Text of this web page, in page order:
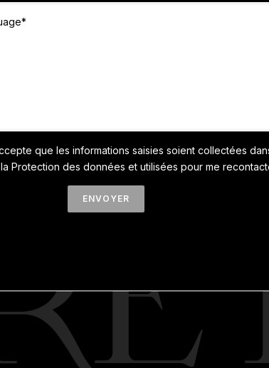
que les informations saisies soient collectées
Protection des données et utilisées pour me